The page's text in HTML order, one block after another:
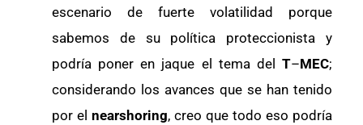
escenario de fuerte volatilidad porque
sabemos de su política proteccionista y
podría poner en jaque el tema del T–MEC;
considerando los avances que se han tenido
por el nearshoring, creo que todo eso podría